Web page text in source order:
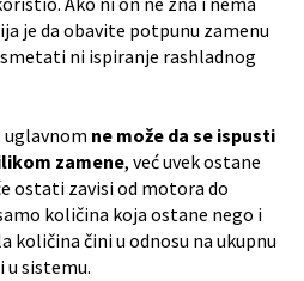
je da obavite potpunu zamenu
ni ispiranje rashladnog
ne može da se ispusti
zamene, već uvek ostane
ostati zavisi od motora do
količina koja ostane nego i
čini u odnosu na ukupnu
sistemu.